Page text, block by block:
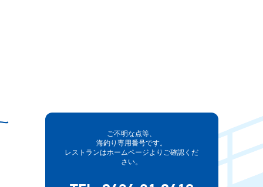
ご不明な点等、
海釣り専用番号です。
レストランはホームページよりご確認くだ
さい。